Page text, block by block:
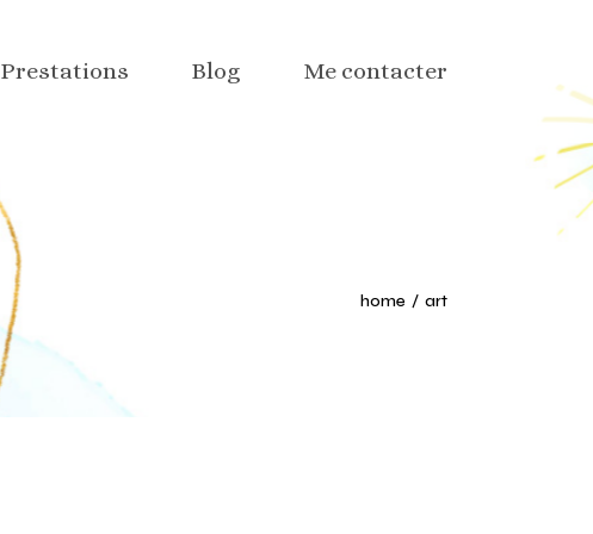
Prestations
Site web
Réseaux sociaux
Rédaction web
Design textile et déco
Blog Me contacter
Design textile et déco
Faire part
home art